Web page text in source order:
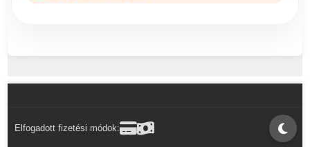
Elfogadott fizetési módok: